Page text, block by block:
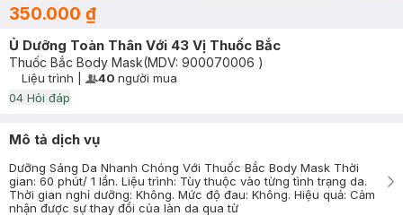
350.000 ₫
Ủ Dưỡng Toàn Thân Với 43 Vị Thuốc Bắc
Thuốc Bắc Body Mask(MDV: 900070006 )
Timer Gray Icon
Liệu trình User Product Icon
40 người mua
04 Hỏi đáp
Mô tả dịch vụ
Dưỡng Sáng Da Nhanh Chóng Với Thuốc Bắc Body Mask Thời
gian: 60 phút/ 1 lần. Liệu trình: Tùy thuộc vào từng tình trạng da.
Thời gian nghỉ dưỡng: Không. Mức độ đau: Không. Hiệu quả: Cảm
nhận được sự thay đổi của làn da qua từ